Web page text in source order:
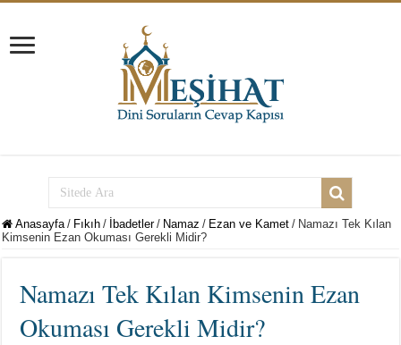
Anasayfa / Fıkıh / İbadetler / Namaz / Ezan ve Kamet / Namazı Tek Kılan
Kimsenin Ezan Okuması Gerekli Midir?
Namazı Tek Kılan Kimsenin Ezan
Okuması Gerekli Midir?